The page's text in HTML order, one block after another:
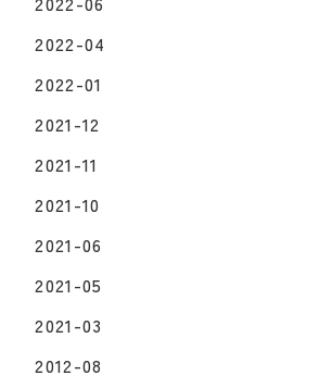
2022-04
2022-01
2021-12
2021-11
2021-10
2021-06
2021-05
2021-03
2012-08